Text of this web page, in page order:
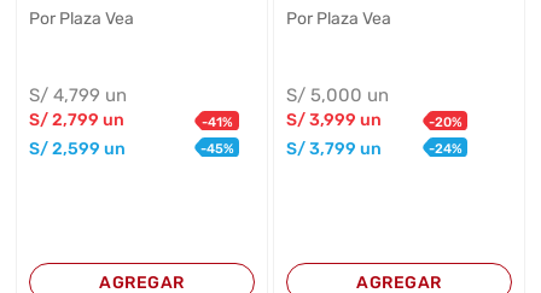
Por Plaza Vea
S/4,799 un
S/2,799 un -41%
S/2,599 un -45%
AGREGAR
Por Plaza Vea
S/ 5,000 un
S/3,999 un -20%
S/3,799 un -24%
AGREGAR